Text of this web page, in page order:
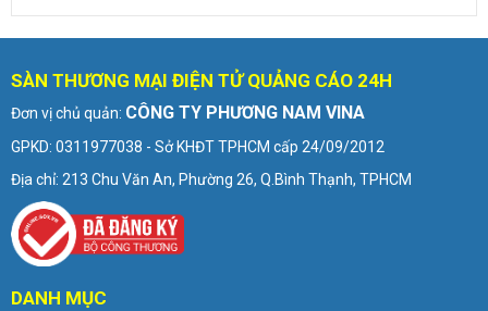
SÀN THƯƠNG MẠI ĐIỆN TỬ QUẢNG CÁO 24H
Đơn vị chủ quản: CÔNG TY PHƯƠNG NAM VINA
GPKD: 0311977038 - Sở KHĐT TPHCM cấp 24/09/2012
Địa chỉ: 213 Chu Văn An, Phường 26, Q.Bình Thạnh, TPHCM
DANH MỤC